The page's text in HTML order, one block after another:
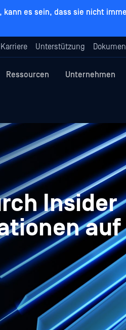
es sein, dass sie nicht
Karriere Unterstützung
Ressourcen Unternehmen
Insider
auf